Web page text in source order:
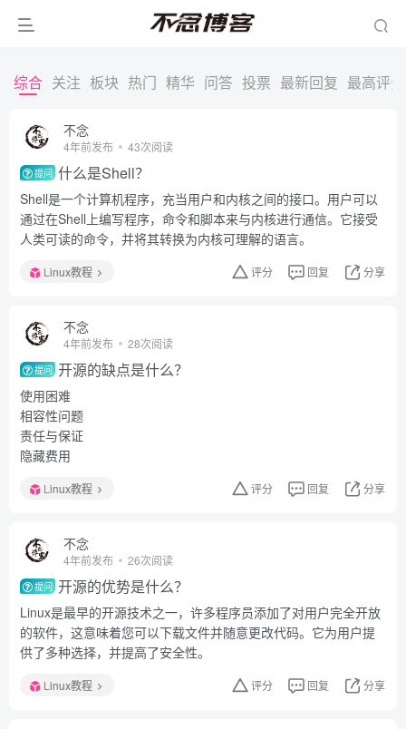
综合 关注 板块 热门 精华 问答 投票 最新回复 最高评分
不念
4年前发布 43次阅读
提问 什么是Shell？
Shell是一个计算机程序，充当用户和内核之间的接口。用户可以
通过在Shell上编写程序，命令和脚本来与内核进行通信。它接受
人类可读的命令，并将其转换为内核可理解的语言。
Linux教程 评分 回复 分享
不念
4年前发布 28次阅读
提问 开源的缺点是什么？
使用困难
相容性问题
责任与保证
隐藏费用
Linux教程 评分 回复 分享
不念
4年前发布 26次阅读
提问 开源的优势是什么？
Linux是最早的开源技术之一，许多程序员添加了对用户完全开放
的软件，这意味着您可以下载文件并随意更改代码。它为用户提
供了多种选择，并提高了安全性。
Linux教程 评分 回复 分享